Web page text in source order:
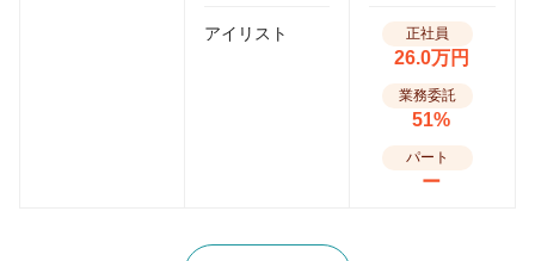
アイリスト 正社員
26.0万円
業務委託
51%
パート
ー